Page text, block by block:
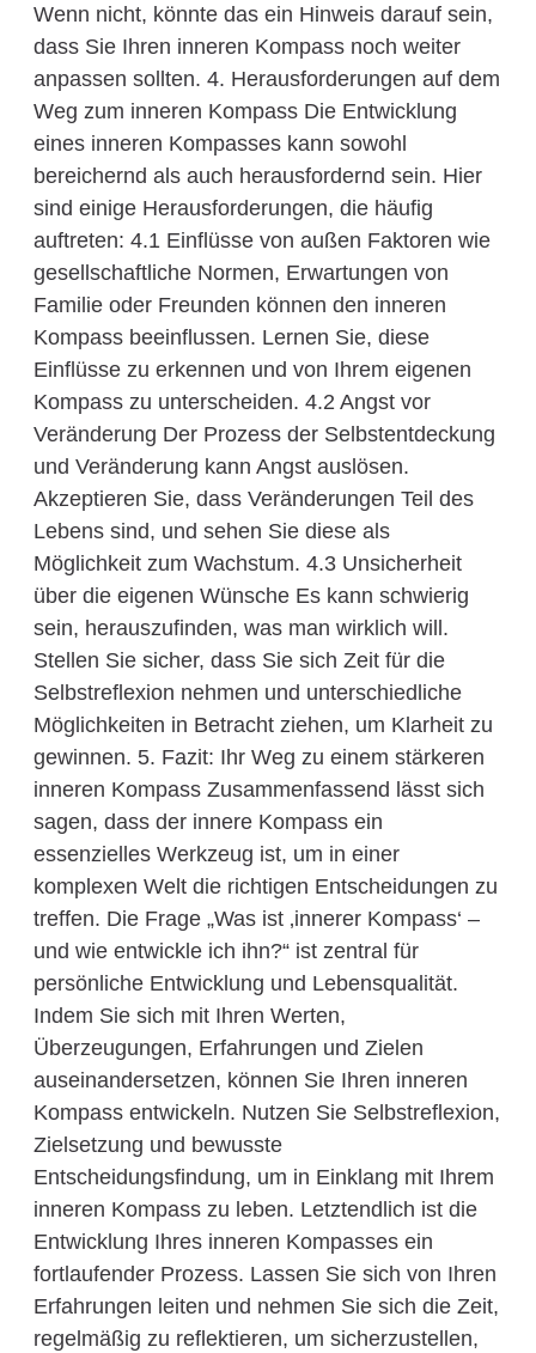
Wenn nicht, könnte das ein Hinweis darauf sein,
dass Sie Ihren inneren Kompass noch weiter
anpassen sollten. 4. Herausforderungen auf dem
Weg zum inneren Kompass Die Entwicklung
eines inneren Kompasses kann sowohl
bereichernd als auch herausfordernd sein. Hier
sind einige Herausforderungen, die häufig
auftreten: 4.1 Einflüsse von außen Faktoren wie
gesellschaftliche Normen, Erwartungen von
Familie oder Freunden können den inneren
Kompass beeinflussen. Lernen Sie, diese
Einflüsse zu erkennen und von Ihrem eigenen
Kompass zu unterscheiden. 4.2 Angst vor
Veränderung Der Prozess der Selbstentdeckung
und Veränderung kann Angst auslösen.
Akzeptieren Sie, dass Veränderungen Teil des
Lebens sind, und sehen Sie diese als
Möglichkeit zum Wachstum. 4.3 Unsicherheit
über die eigenen Wünsche Es kann schwierig
sein, herauszufinden, was man wirklich will.
Stellen Sie sicher, dass Sie sich Zeit für die
Selbstreflexion nehmen und unterschiedliche
Möglichkeiten in Betracht ziehen, um Klarheit zu
gewinnen. 5. Fazit: Ihr Weg zu einem stärkeren
inneren Kompass Zusammenfassend lässt sich
sagen, dass der innere Kompass ein
essenzielles Werkzeug ist, um in einer
komplexen Welt die richtigen Entscheidungen zu
treffen. Die Frage „Was ist ‚innerer Kompass‘ –
und wie entwickle ich ihn?“ ist zentral für
persönliche Entwicklung und Lebensqualität.
Indem Sie sich mit Ihren Werten,
Überzeugungen, Erfahrungen und Zielen
auseinandersetzen, können Sie Ihren inneren
Kompass entwickeln. Nutzen Sie Selbstreflexion,
Zielsetzung und bewusste
Entscheidungsfindung, um in Einklang mit Ihrem
inneren Kompass zu leben. Letztendlich ist die
Entwicklung Ihres inneren Kompasses ein
fortlaufender Prozess. Lassen Sie sich von Ihren
Erfahrungen leiten und nehmen Sie sich die Zeit,
regelmäßig zu reflektieren, um sicherzustellen,